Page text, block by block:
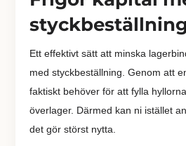
Ett effektivt sätt att minska
med styckbeställning. Genom att
faktiskt behöver för att fylla
överlager. Därmed kan ni istället
det gör störst nytta.